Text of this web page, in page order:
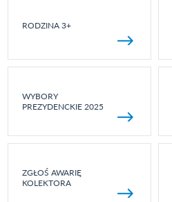
RODZINA 3+
WYBORY
PREZYDENCKIE 2025
ZGŁOŚ AWARIĘ
KOLEKTORA